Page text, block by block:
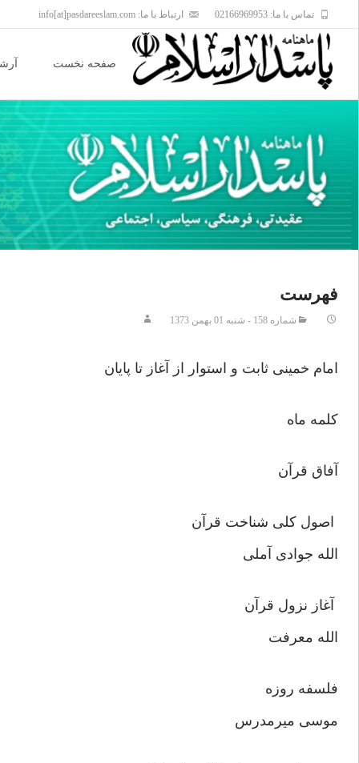
تماس با ما: 02166969953 ارتباط با ما: info[at]pasdareeslam.com
content
صفحه نخست
فهرست
شماره 158 - شنبه 01 بهمن 1373
امام خمینی ثابت و استوار از آغاز تا پایان
كلمه ماه
آفاق قرآن
اصول كلى شناخت قرآن
الله جوادى آملى
آغاز نزول قرآن
الله معرفت
فلسفه روزه
موسى ميرمدرس